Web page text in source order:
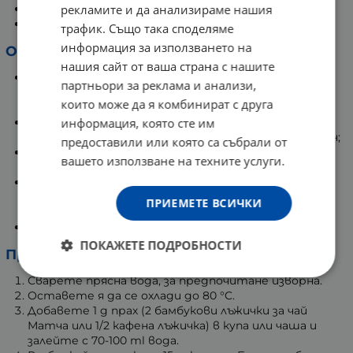
Намалява умората;
Контролира теглото.
Основни съставки:
Полифеноли, главно флавоноиди (катехини):
епикатехин, епикатехин галат, епигалокатехин и
най-важните: епигалокатехин галат (EGCG);
Протеини и аминокиселини:L-теанин,
глутаминова киселина, триптофан, аргинин, лизин;
Ксантинови производни
: теин (кофеин),
теобромин и теофилин;
магнезий, желязо ...) иолигоелементи(мед, цинк,
Приготвяне:
Сварете прясна вода, за предпочитане изворна.
Оставете я да се охлади до 80 °C.
Добавете 1 g прах (2 бамбукови лъжички за чай
Матча или 1/2 кафена лъжичка) в купа или чаша и
залейте с 70-100 ml вода.
рекламите и да анализираме нашия
трафик. Също така споделяме
информация за използването на
нашия сайт от ваша страна с нашите
партньори за реклама и анализи,
които може да я комбинират с друга
информация, която сте им
предоставили или която са събрали от
вашето използване на техните услуги.
ПРИЕМЕТЕ ВСИЧКИ
ПОКАЖЕТЕ ПОДРОБНОСТИ